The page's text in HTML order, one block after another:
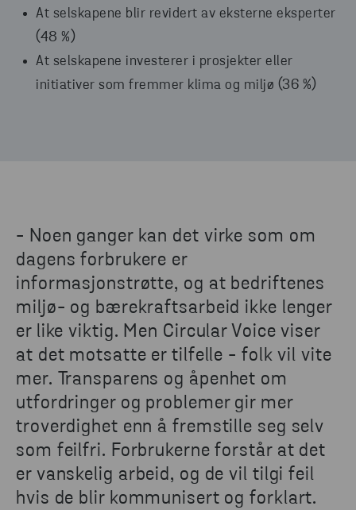
At selskapene blir revidert av eksterne eksperter
(48 %)
At selskapene investerer i prosjekter eller
initiativer som fremmer klima og miljø (36 %)
- Noen ganger kan det virke som om
dagens forbrukere er
informasjonstrøtte, og at bedriftenes
miljø- og bærekraftsarbeid ikke lenger
er like viktig. Men Circular Voice viser
at det motsatte er tilfelle - folk vil vite
mer. Transparens og åpenhet om
utfordringer og problemer gir mer
troverdighet enn å fremstille seg selv
som feilfri. Forbrukerne forstår at det
er vanskelig arbeid, og de vil tilgi feil
hvis de blir kommunisert og forklart.